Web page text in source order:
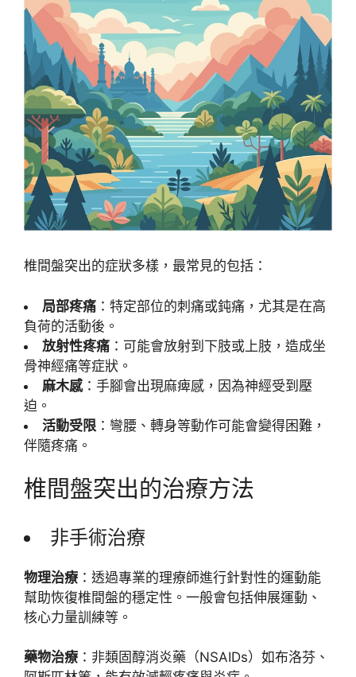
椎間盤突出的症狀多樣，最常見的包括：
局部疼痛 ：特定部位的刺痛或鈍痛，尤其是在高
負荷的活動後。
放射性疼痛 ：可能會放射到下肢或上肢，造成坐
骨神經痛等症狀。
麻木感：手腳會出現麻痺感，因為神經受到壓
迫。
活動受限 ：彎腰、轉身等動作可能會變得困難，
伴隨疼痛。
椎間盤突出的治療方法
非手術治療
物理治療：透過專業的理療師進行針對性的運動能
幫助恢復椎間盤的穩定性。一般會包括伸展運動、
核心力量訓練等。
藥物治療：非類固醇消炎藥（NSAIDs）如布洛芬、